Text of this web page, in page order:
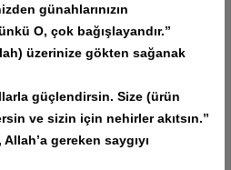
günahlarınızın
O, çok bağışlayandır.”
üzerinize gökten sağanak
güçlendirsin. Size (ürün
ve sizin için nehirler akıtsın.”
gereken saygıyı